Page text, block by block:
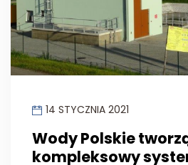
14 STYCZNIA 2021
Wody Polskie
kompleksowy